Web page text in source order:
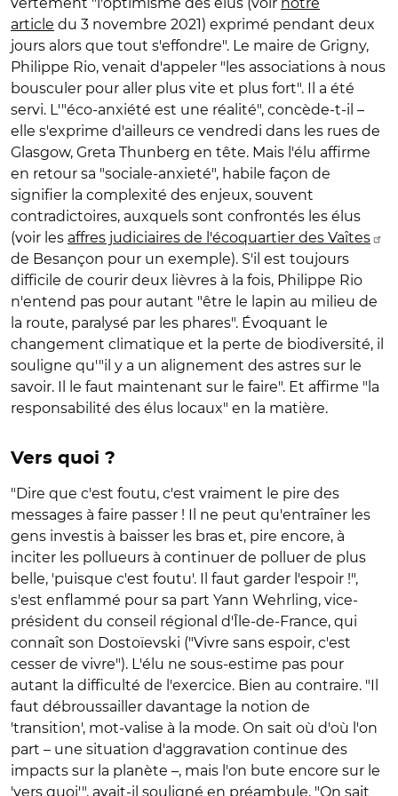
article du 3 novembre 2021) exprimé pendant deux
jours alors que tout s'effondre". Le maire de Grigny,
Philippe Rio, venait d'appeler "les associations à nous
bousculer pour aller plus vite et plus fort". Il a été
servi. L'"éco-anxiété est une réalité", concède-t-il –
elle s'exprime d'ailleurs ce vendredi dans les rues de
Glasgow, Greta Thunberg en tête. Mais l'élu affirme
en retour sa "sociale-anxieté", habile façon de
signifier la complexité des enjeux, souvent
contradictoires, auxquels sont confrontés les élus
(voir les affres judiciaires de l'écoquartier des Vaîtes
de Besançon pour un exemple). S'il est toujours
difficile de courir deux lièvres à la fois, Philippe Rio
n'entend pas pour autant "être le lapin au milieu de
la route, paralysé par les phares". Évoquant le
changement climatique et la perte de biodiversité, il
souligne qu'"il y a un alignement des astres sur le
savoir. Il le faut maintenant sur le faire". Et affirme "la
responsabilité des élus locaux" en la matière.
Vers quoi ?
"Dire que c'est foutu, c'est vraiment le pire des
messages à faire passer ! Il ne peut qu'entraîner les
gens investis à baisser les bras et, pire encore, à
inciter les pollueurs à continuer de polluer de plus
belle, 'puisque c'est foutu'. Il faut garder l'espoir !",
s'est enflammé pour sa part Yann Wehrling, vice-
président du conseil régional d'Île-de-France, qui
connaît son Dostoïevski ("Vivre sans espoir, c'est
cesser de vivre"). L'élu ne sous-estime pas pour
autant la difficulté de l'exercice. Bien au contraire. "Il
faut débroussailler davantage la notion de
'transition', mot-valise à la mode. On sait où d'où l'on
part – une situation d'aggravation continue des
impacts sur la planète –, mais l'on bute encore sur le
'vers quoi'", avait-il souligné en préambule. "On sait